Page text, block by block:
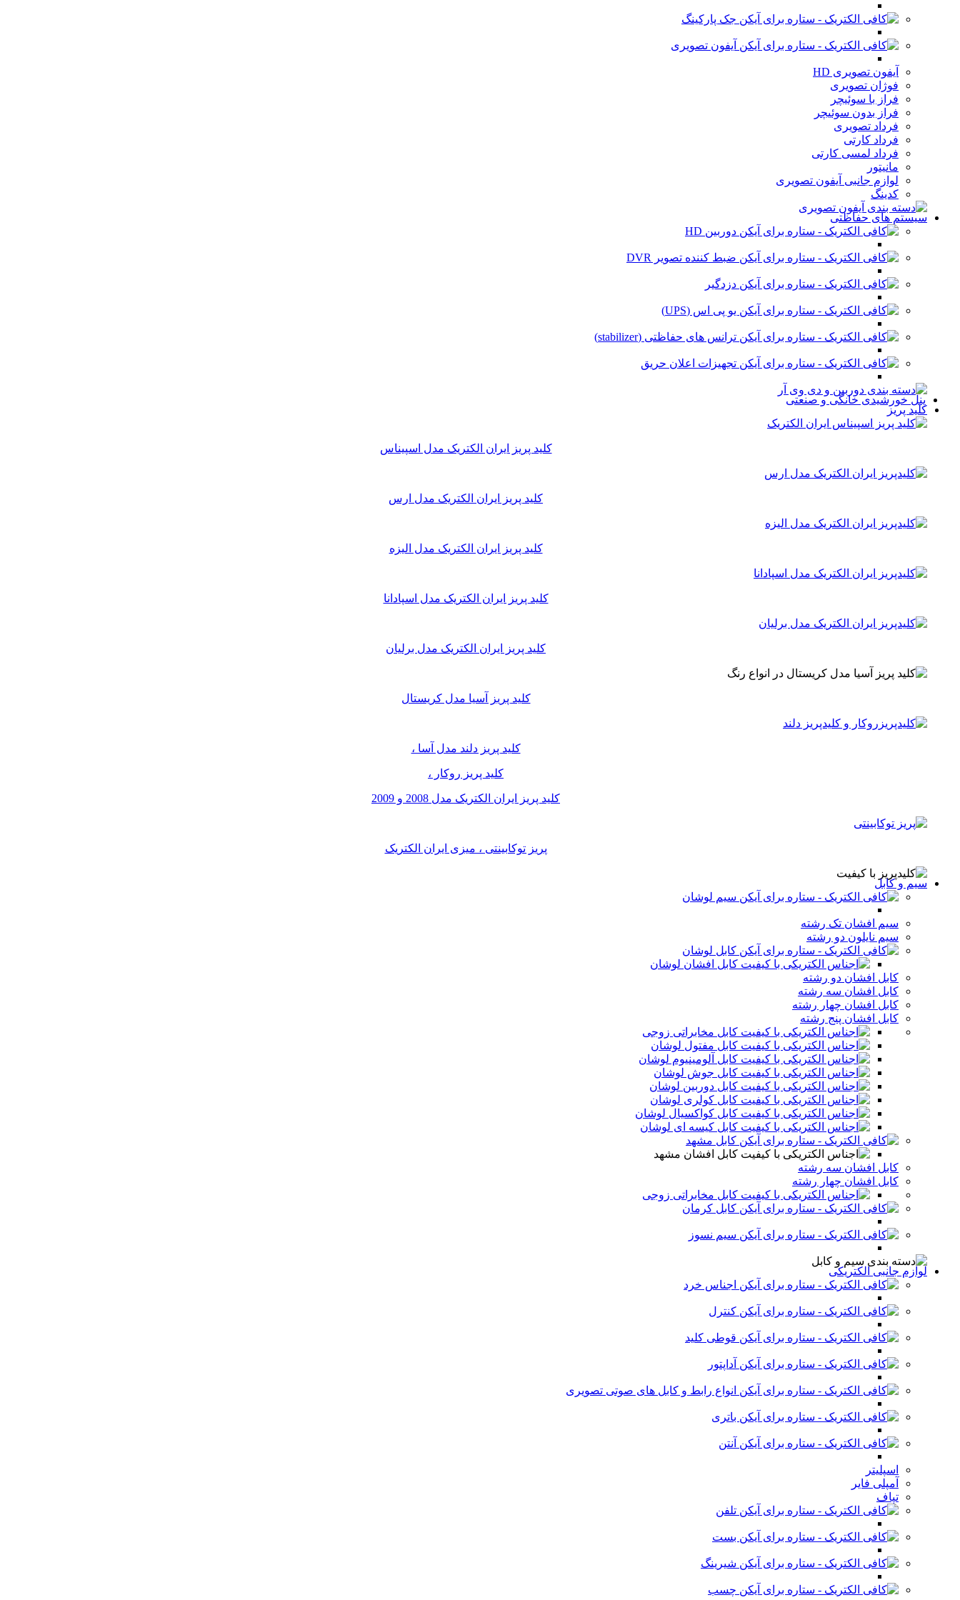
جک پارکینگ
آیفون تصویری
آیفون تصویری HD
فوژان تصویری
فراز با سوئیچر
فراز بدون سوئیچر
فرداد تصویری
فرداد کارتی
فرداد لمسی کارتی
مانیتور
لوازم جانبی آیفون تصویری
کدینگ
سیستم های حفاظتی
دوربین HD
ضبط کننده تصویر DVR
دزدگیر
یو پی اس (UPS)
ترانس های حفاظتی (stabilizer)
تجهیزات اعلان حریق
پنل خورشیدی خانگی و صنعتی
کلید پریز
کلید پریز ایران الکتریک مدل اسپیناس
کلید پریز ایران الکتریک مدل ارس
کلید پریز ایران الکتریک مدل الیزه
کلید پریز ایران الکتریک مدل اسپادانا
کلید پریز ایران الکتریک مدل برلیان
کلید پریز آسیا مدل کریستال
کلید پریز دلند مدل آسا ،
کلید پریز روکار ،
کلید پریز ایران الکتریک مدل 2008 و 2009
پریز توکابینتی ، میزی ایران الکتریک
سیم و کابل
سیم لوشان
سیم افشان تک رشته
سیم نایلون دو رشته
کابل لوشان
کابل افشان لوشان
کابل افشان دو رشته
کابل افشان سه رشته
کابل افشان چهار رشته
کابل افشان پنج رشته
کابل مخابراتی زوجی
کابل مفتول لوشان
کابل آلومینیوم لوشان
کابل جوش لوشان
کابل دوربین لوشان
کابل کولری لوشان
کابل کواکسیال لوشان
کابل کیسه ای لوشان
کابل مشهد
کابل افشان مشهد
کابل افشان سه رشته
کابل افشان چهار رشته
کابل مخابراتی زوجی
کابل کرمان
سیم نسوز
لوازم جانبی الکتریکی
اجناس خرد
کنترل
قوطی کلید
آداپتور
انواع رابط و کابل های صوتی تصویری
باتری
آنتن
اسپلیتر
آمپلی فایر
تپاف
تلفن
بست
شیرینگ
چسب